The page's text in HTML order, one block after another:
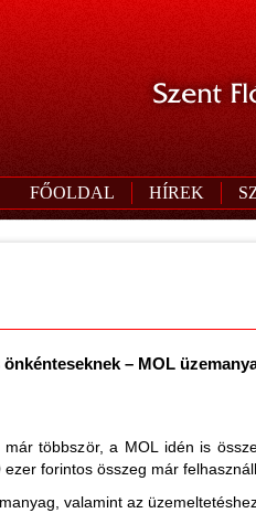
Szent
FŐOLDAL HÍREK
– MOL
többször, a MOL idén is
forintos összeg már
valamint az